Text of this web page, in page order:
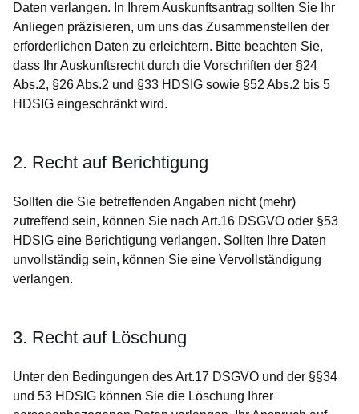
Daten verlangen. In Ihrem Auskunftsantrag sollten Sie Ihr
Anliegen präzisieren, um uns das Zusammenstellen der
erforderlichen Daten zu erleichtern. Bitte beachten Sie,
dass Ihr Auskunftsrecht durch die Vorschriften der §24
Abs.2, §26 Abs.2 und §33 HDSIG sowie §52 Abs.2 bis 5
HDSIG eingeschränkt wird.
2. Recht auf Berichtigung
Sollten die Sie betreffenden Angaben nicht (mehr)
zutreffend sein, können Sie nach Art.16 DSGVO oder §53
HDSIG eine Berichtigung verlangen. Sollten Ihre Daten
unvollständig sein, können Sie eine Vervollständigung
verlangen.
3. Recht auf Löschung
Unter den Bedingungen des Art.17 DSGVO und der §§34
und 53 HDSIG können Sie die Löschung Ihrer